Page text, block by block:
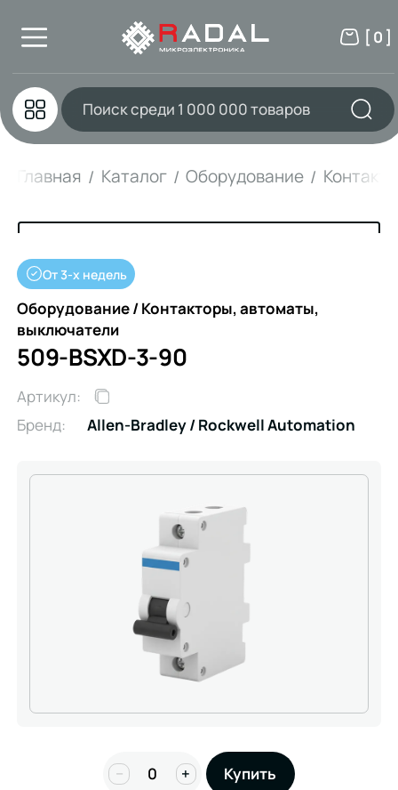
[ 0 ]
Главная Каталог Оборудование
От 3-х недель
Оборудование / Контакторы, автоматы,
выключатели
509-BSXD-3-90
Артикул:
Бренд:
Allen-Bradley / Rockwell Automation
− + Купить